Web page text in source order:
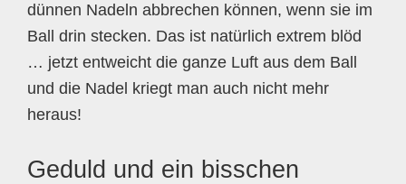
dünnen Nadeln abbrechen können, wenn sie im
Ball drin stecken. Das ist natürlich extrem blöd
… jetzt entweicht die ganze Luft aus dem Ball
und die Nadel kriegt man auch nicht mehr
heraus!
Geduld und ein bisschen